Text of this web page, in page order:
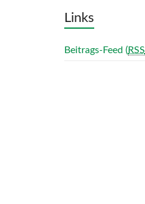
Links
Beitrags-Feed (RSS